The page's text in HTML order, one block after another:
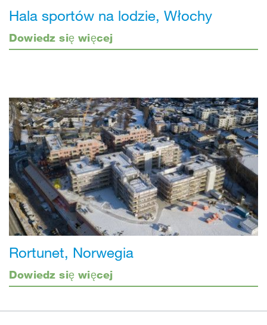
Hala sportów na lodzie, Włochy
Dowiedz się więcej
Rortunet, Norwegia
Dowiedz się więcej